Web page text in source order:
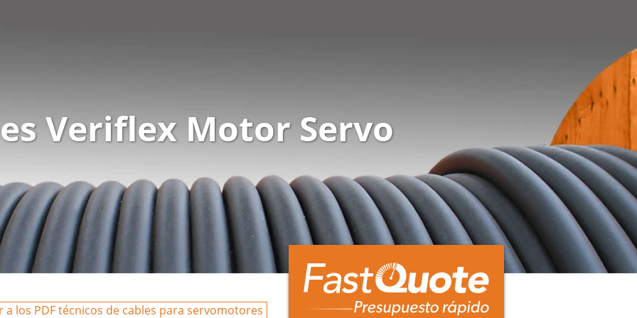
Veriflex Motor Servo
a los PDF técnicos de cables para servomotores